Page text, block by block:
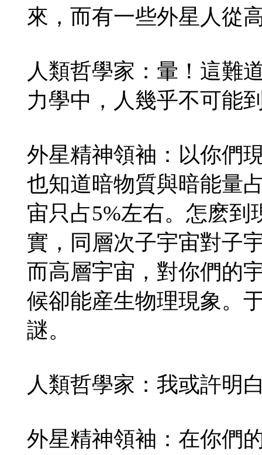
來，而有一些外星人從
人類哲學家：暈！這難
力學中，人幾乎不可能
外星精神領袖：以你們
也知道暗物質與暗能量
宙只占5%左右。怎麽
實，同層次子宇宙對子
而高層宇宙，對你們的
候卻能産生物理現象。
謎。
人類哲學家：我或許明
外星精神領袖：在你們